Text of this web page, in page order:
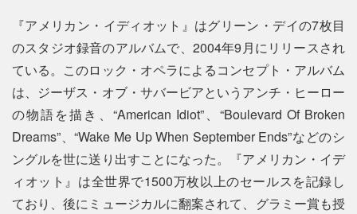
『アメリカン・イディオット』はグリーン・デイの7枚目
のスタジオ録音のアルバムで、2004年9月にリリースされ
ている。このロック・オペラによるコンセプト・アルバム
は、ジーザス・オブ・サバービアというアンチ・ヒーロー
の物語を描き、“American Idiot”、“Boulevard Of Broken
Dreams”、“Wake Me Up When September Ends”などのシ
ングルを世に送り出すことになった。『アメリカン・イデ
ィオット』は全世界で1500万枚以上のセールスを記録し
ており、後にミュージカルに翻案されて、グラミー賞も授